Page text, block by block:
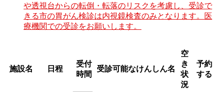
や透視台からの転倒・転落のリスクを考慮し、受診で
きる市の胃がん検診は内視鏡検査のみとなります。医
療機関での受診をお願いします。
施設名 日程
受付
時間
受診可能なけんしん名
空
き
状
況
予約
する